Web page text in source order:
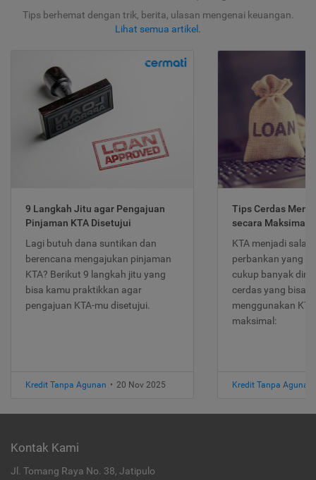
Tips berhemat dengan trik, berita, ulasan mengenai keuangan.
Lihat semua artikel .
9 Langkah Jitu agar Pengajuan
Pinjaman KTA Disetujui
Lagi butuh dana suntikan dan
berencana mengajukan pinjaman
KTA? Berikut 9 langkah jitu yang
bisa kamu praktikkan agar
pengajuan KTA-mu disetujui.
Kredit Tanpa Agunan • 20 Nov 2025
Tips Cerdas
secara Maksimal
KTA menjadi
perbankan yang
cukup banyak
cerdas yang bisa
menggunakan
maksimal:
Kredit Tanpa Agunan
Kontak Kami
Jl. Tomang Raya No. 38, Jatipulo